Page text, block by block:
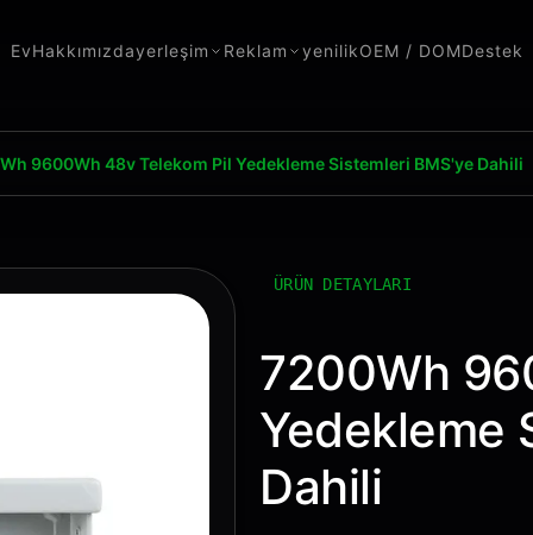
EvHakkımızdayerleşim Reklam yenilikOEM / DOMDestek
9600Wh 48v Telekom Pil Yedekleme Sistemleri BMS'ye Dahili
ÜRÜN DETAYLARI
7200Wh
Yedekleme
Dahili